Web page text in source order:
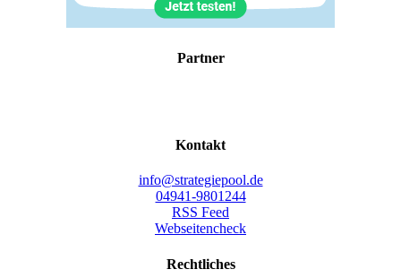
Part­ner
Kon­takt
info@strategiepool.de
04941-9801244
RSS Feed
Webseitencheck
Recht­li­ches